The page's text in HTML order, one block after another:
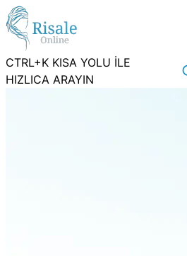
CTRL+K KISA YOLU İLE
HIZLICA ARAYIN